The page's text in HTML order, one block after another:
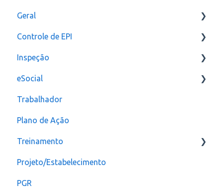
Última Versão
Versões anteriores
Geral
Usuários
Controle de EPI
Configurações
assinatura
Inspeção
Relatórios e Indicadores
Inspeção Visual
Plano de ação
Checklist
eSocial
Erros
Criação
CAT
Trabalhador
Plano de Ação
Treinamento
Configuração
Projeto/Estabelecimento
PGR